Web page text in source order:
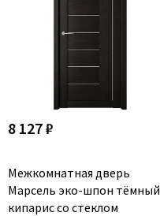
8 127 ₽
Межкомнатная дверь
Марсель эко-шпон тёмный
кипарис со стеклом